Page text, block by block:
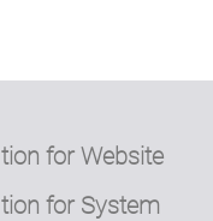
for Website
for System